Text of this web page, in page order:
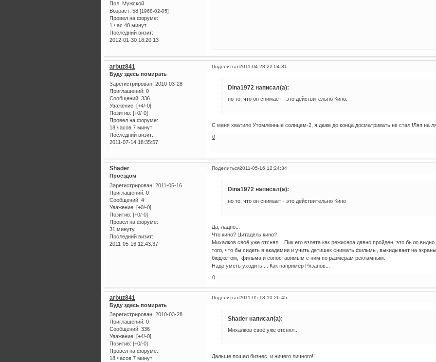
Пол: Мужской
Возраст: 58 [1968-02-05]
Провел на форуме:
1 час 40 минут
Последний визит:
2012-01-30 18:20:13
Поделиться2011-04-28 22:04:31
arbuz841
Буду здесь помирать
Зарегистрирован: 2010-03-28
Приглашений: 0
Сообщений: 336
Уважение: [+4/-0]
Позитив: [+0/-0]
Провел на форуме:
18 часов 7 минут
Последний визит:
2011-07-14 18:35:57
Dina1972 написал(а):
но то, что он снимает - это действительно Кино.
С меня хватило Утомленные солнцем-2, я даже до конца досматривать не стал!!Ляп на
0
Поделиться2011-05-16 12:24:34
Shader
Проездом
Зарегистрирован: 2011-05-16
Приглашений: 0
Сообщений: 4
Уважение: [+0/-0]
Позитив: [+0/-0]
Провел на форуме:
31 минуту
Последний визит:
2011-05-16 12:43:37
Dina1972 написал(а):
но то, что он снимает - это действительно Кино
Да, ладно...
Что кино? Цитадель кино?
Михалков своё уже отснял... Пик его взлета как режисера давно пройден, это было
того, что бы сидеть в академии и учить детишек снимать фильмы, выкидывает на
бюджетом, фильма и сопоставимым с ним по размерам рекламным.
Надо уметь уходить ... Как например Рязанов...
0
Поделиться2011-05-18 10:26:45
arbuz841
Буду здесь помирать
Зарегистрирован: 2010-03-28
Приглашений: 0
Сообщений: 336
Уважение: [+4/-0]
Позитив: [+0/-0]
Провел на форуме:
18 часов 7 минут
Shader написал(а):
Михалков своё уже отснял...
Дальше пошел бизнес, и ничего личного!!